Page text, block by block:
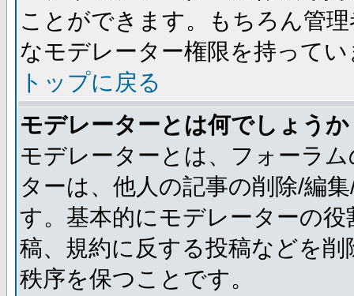
ことができます。もちろん管
なモデレーター権限を持ってい
トップに戻る
モデレーターとは何でしょうか
モデレーターとは、フォーラ
ターは、他人の記事の削除/編
す。基本的にモデレーターの
稿、規約に反する投稿などを
秩序を保つことです。